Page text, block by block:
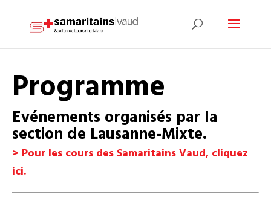
Programme
Evénements organisés par la
section de Lausanne-Mixte.
> Pour les cours des Samaritains Vaud, cliquez
ici.